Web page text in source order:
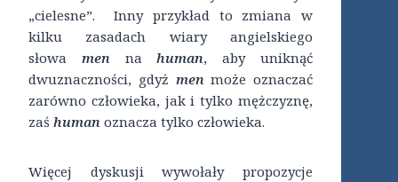
„cielesne”. Inny przykład to zmiana w
kilku zasadach wiary angielskiego
słowa mennahuman, aby uniknąć
dwuznaczności, gdyż menmoże oznaczać
zarówno człowieka, jak i tylko mężczyznę,
zaś human oznacza tylko człowieka.
Więcej dyskusji wywołały propozycje